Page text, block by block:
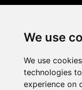
We use
We use
technologies
experience on